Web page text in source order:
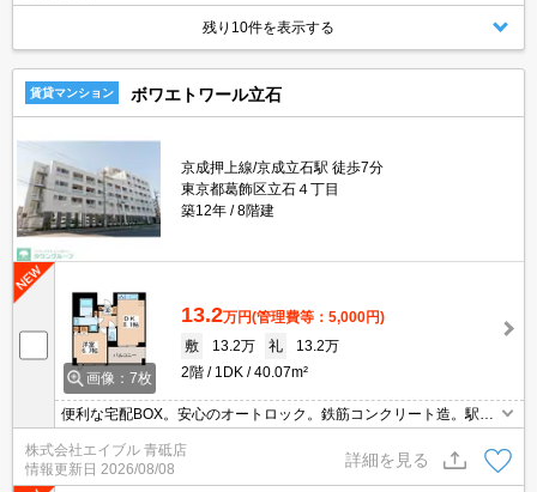
残り10件を表示する
賃貸マンション ボワエトワール立石
京成押上線/京成立石駅 徒歩7分
東京都葛飾区立石４丁目
築12年
8階建
画像：7枚
13.2万円(管理費等：5,000円)
敷
13.2万 礼
13.2万
2階
1DK 40.07m²
便利な宅配BOX。安心のオートロック。鉄筋コンクリート造。駅か
ら明るい道のり。あなたの新生活応援します！。退去時、ルームク
リーニング料金74,930円。エアコン洗浄代実費。
株式会社エイブル 青砥店
情報更新日 2026/08/08
詳細を見る